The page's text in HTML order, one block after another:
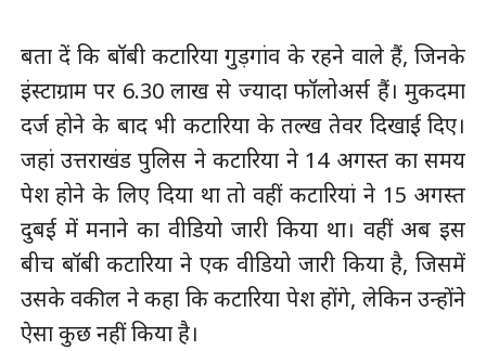
बता दें कि बॉबी कटारिया गुड़गांव के रहने वाले हैं, जिनके
इंस्टाग्राम पर 6.30 लाख से ज्यादा फॉलोअर्स हैं। मुकदमा
दर्ज होने के बाद भी कटारिया के तल्ख तेवर दिखाई दिए।
जहां उत्तराखंड पुलिस ने कटारिया ने 14 अगस्त का समय
पेश होने के लिए दिया था तो वहीं कटारियां ने 15 अगस्त
दुबई में मनाने का वीडियो जारी किया था। वहीं अब इस
बीच बॉबी कटारिया ने एक वीडियो जारी किया है, जिसमें
उसके वकील ने कहा कि कटारिया पेश होंगे, लेकिन उन्होंने
ऐसा कुछ नहीं किया है।